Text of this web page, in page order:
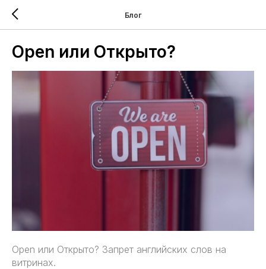
Блог
Open или Открыто?
Open или Открыто? Запрет английских слов на
витринах.